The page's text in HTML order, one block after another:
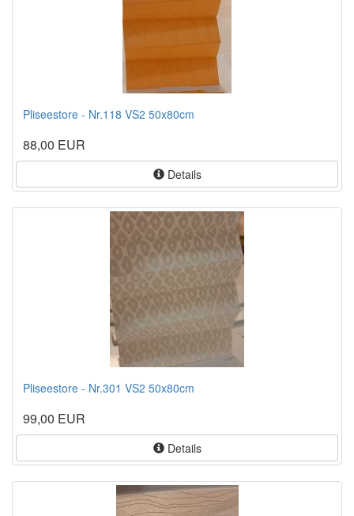
Pliseestore - Nr.118 VS2 50x80cm
88,00 EUR
Details
Pliseestore - Nr.301 VS2 50x80cm
99,00 EUR
Details